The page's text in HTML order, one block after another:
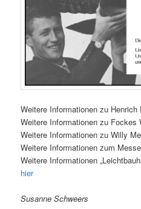
Weitere Informationen zu Henrich
Weitere Informationen zu Fockes
Weitere Informationen zu Willy
Weitere Informationen zum
Weitere Informationen
hier
Susanne Schweers